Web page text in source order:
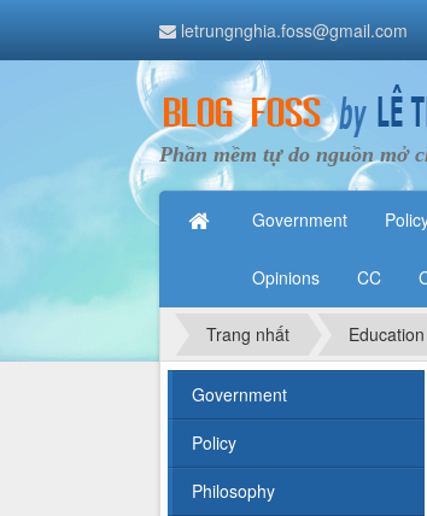
letrungnghia.foss@gmail.com
Phần mềm tự do nguồn mở
Government
Opinions CC
Trang nhất Education
Government
Policy
Philosophy